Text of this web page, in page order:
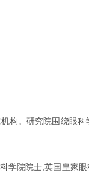
。研究院围绕眼
院院士,英国皇家